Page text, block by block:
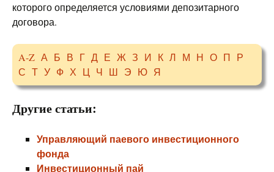
которого определяется условиями депозитарного
договора.
A-Z А Б В Г Д Е Ж З И К Л М Н О П Р
С Т У Ф Х Ц Ч Ш Э Ю Я
Другие статьи:
Управляющий паевого инвестиционного
фонда
Инвестиционный пай